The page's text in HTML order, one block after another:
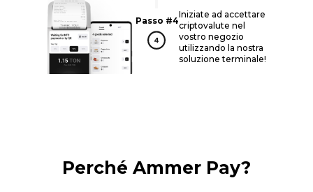
Iniziate ad accettare
criptovalute nel
vostro negozio
utilizzando la nostra
soluzione terminale!
Passo #4
Perché Ammer Pay?